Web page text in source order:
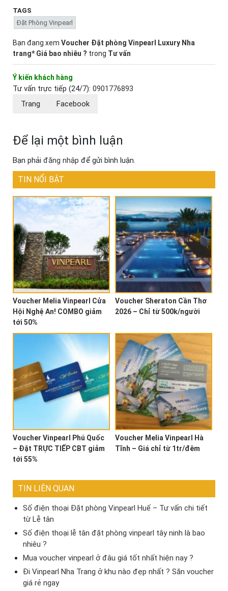
TAGS
Đặt Phòng Vinpearl
Bạn đang xem Voucher Đặt phòng Vinpearl Luxury Nha
trang* Giá bao nhiêu ? trong Tư vấn
Ý kiến khách hàng
Tư vấn trực tiếp (24/7): 0901776893
Trang
Facebook
Để lại một bình luận
Bạn phải đăng nhập để gửi bình luận.
TIN NỔI BẬT
Voucher Melia Vinpearl Cửa
Hội Nghệ An! COMBO giảm
tới 50%
Voucher Sheraton Cần Thơ
2026 – Chỉ từ 500k/người
Voucher Vinpearl Phú Quốc
– Đặt TRỰC TIẾP CBT giảm
tới 55%
Voucher Melia Vinpearl Hà
Tĩnh – Giá chỉ từ 1tr/đêm
TIN LIÊN QUAN
Số điện thoại Đặt phòng Vinpearl Huế – Tư vấn chi tiết
từ Lễ tân
Số điện thoại lễ tân đặt phòng vinpearl tây ninh là bao
nhiêu ?
Mua voucher vinpearl ở đâu giá tốt nhất hiện nay ?
Đi Vinpearl Nha Trang ở khu nào đẹp nhất ? Săn voucher
giá rẻ ngay